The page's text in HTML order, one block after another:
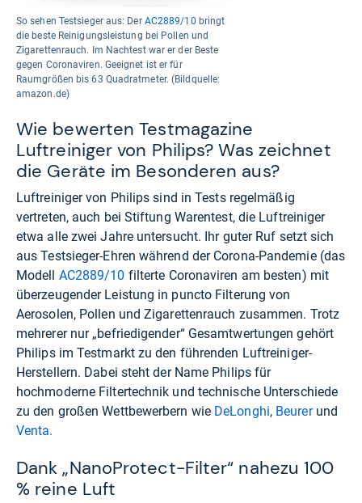
So sehen Testsieger aus: Der AC2889/10 bringt
die beste Reinigungsleistung bei Pollen und
Zigarettenrauch. Im Nachtest war er der Beste
gegen Coronaviren. Geeignet ist er für
Raumgrößen bis 63 Quadratmeter. (Bildquelle:
amazon.de)
Wie bewerten Testmagazine
Luftreiniger von Philips? Was zeichnet
die Geräte im Besonderen aus?
Luftreiniger von Philips sind in Tests regelmäßig
vertreten, auch bei Stiftung Warentest, die Luftreiniger
etwa alle zwei Jahre untersucht. Ihr guter Ruf setzt sich
aus Testsieger-Ehren während der Corona-Pandemie (das
Modell AC2889/10 filterte Coronaviren am besten) mit
überzeugender Leistung in puncto Filterung von
Aerosolen, Pollen und Zigarettenrauch zusammen. Trotz
mehrerer nur „befriedigender“ Gesamtwertungen gehört
Philips im Testmarkt zu den führenden Luftreiniger-
Herstellern. Dabei steht der Name Philips für
hochmoderne Filtertechnik und technische Unterschiede
zu den großen Wettbewerbern wie DeLonghi, Beurerund
Venta.
Dank „NanoProtect-Filter“ nahezu 100
% reine Luft